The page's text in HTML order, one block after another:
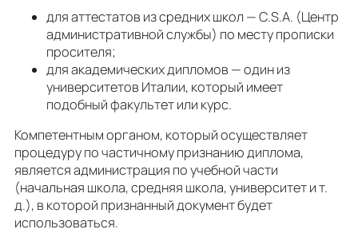
для аттестатов из средних школ — C.S.A. (Центр
административной службы) по месту прописки
просителя;
для академических дипломов — один из
университетов Италии, который имеет
подобный факультет или курс.
Компетентным органом, который осуществляет
процедуру по частичному признанию диплома,
является администрация по учебной части
(начальная школа, средняя школа, университет и т.
д.), в которой признанный документ будет
использоваться.